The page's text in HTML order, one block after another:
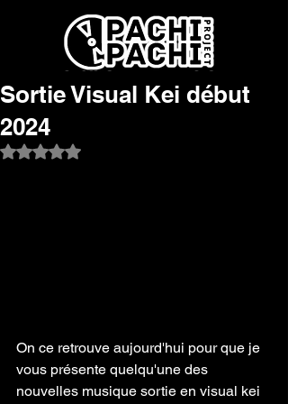
Sortie Visual Kei début
2024
Noté NaN étoiles sur 5.
On ce retrouve aujourd'hui pour que je
vous présente quelqu'une des
nouvelles musique sortie en visual kei